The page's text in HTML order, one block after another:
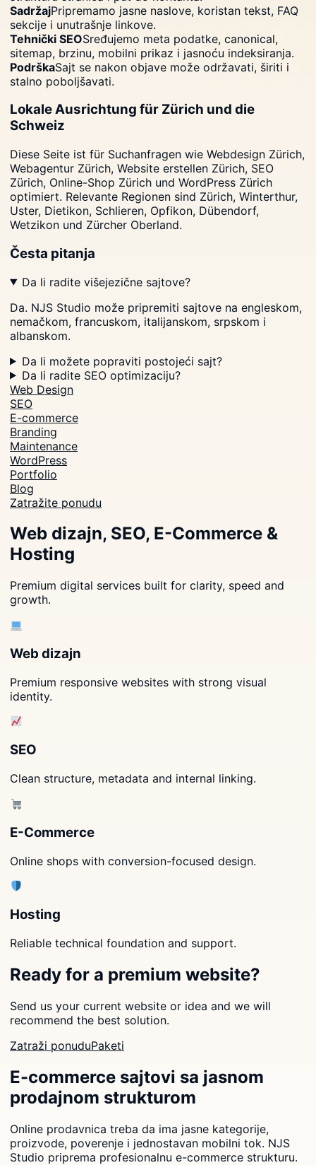
SadržajPripremamo jasne naslove, koristan tekst, FAQ
sekcije i unutrašnje linkove.
Tehnički SEOSređujemo meta podatke, canonical,
sitemap, brzinu, mobilni prikaz i jasnoću indeksiranja.
PodrškaSajt se nakon objave može održavati, širiti i
stalno poboljšavati.
Lokale Ausrichtung für Zürich und die
Schweiz
Diese Seite ist für Suchanfragen wie Webdesign Zürich,
Webagentur Zürich, Website erstellen Zürich, SEO
Zürich, Online-Shop Zürich und WordPress Zürich
optimiert. Relevante Regionen sind Zürich, Winterthur,
Uster, Dietikon, Schlieren, Opfikon, Dübendorf,
Wetzikon und Zürcher Oberland.
Česta pitanja
Da li radite višejezične sajtove?
Da. NJS Studio može pripremiti sajtove na engleskom,
nemačkom, francuskom, italijanskom, srpskom i
albanskom.
Da li možete popraviti postojeći sajt?
Da li radite SEO optimizaciju?
Web Design
SEO
E-commerce
Branding
Maintenance
WordPress
Portfolio
Blog
Zatražite ponudu
Web dizajn, SEO, E-Commerce &
Hosting
Premium digital services built for clarity, speed and
growth.
Web dizajn
Premium responsive websites with strong visual
identity.
SEO
Clean structure, metadata and internal linking.
E-Commerce
Online shops with conversion-focused design.
Hosting
Reliable technical foundation and support.
Ready for a premium website?
Send us your current website or idea and we will
recommend the best solution.
Zatraži ponuduPaketi
E-commerce sajtovi sa jasnom
prodajnom strukturom
Online prodavnica treba da ima jasne kategorije,
proizvode, poverenje i jednostavan mobilni tok. NJS
Studio priprema profesionalnu e-commerce strukturu.